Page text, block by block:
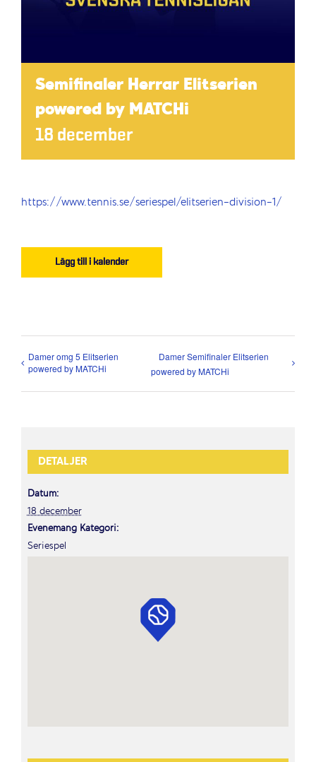
Semifinaler Herrar Elitserien
powered by MATCHi
18 december
https://www.tennis.se/seriespel/elitserien-division-1/
Lägg till i kalender
Damer omg 5 Elitserien
powered by MATCHi
Damer Semifinaler Elitserien
powered by MATCHi
DETALJER
Datum:
18 december
Evenemang Kategori:
Seriespel